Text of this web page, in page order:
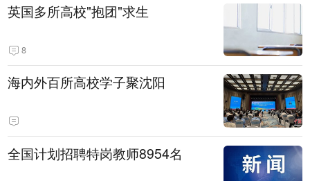
英国多所高校"抱团"求生
8
海内外百所高校学子聚沈阳
全国计划招聘特岗教师8954名